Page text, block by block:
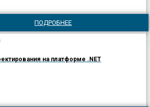
ПОДРОБНЕЕ
на платформе .NET